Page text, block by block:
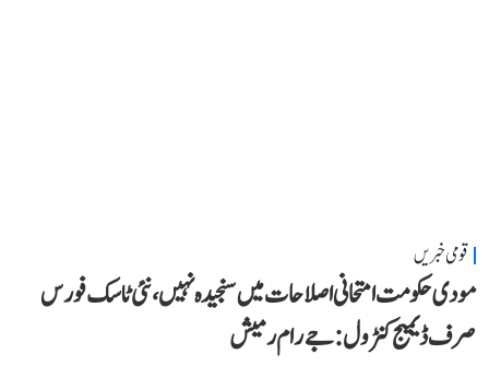
قومی خبریں
مودی حکومت امتحانی اصلاحات میں سنجیدہ نہیں، نئی ٹاسک فورس
صرف ڈیمیج کنٹرول: جے رام رمیش